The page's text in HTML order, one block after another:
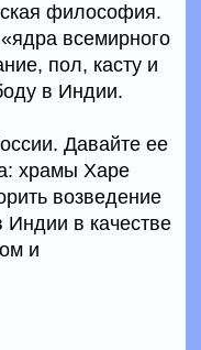
философия.
всемирного
пол, касту и
в Индии.
Давайте ее
храмы Харе
возведение
Индии в качестве
и